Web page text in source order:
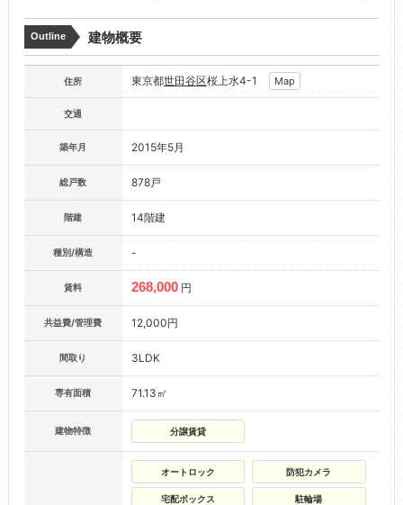
Outline 建物概要
住所 東京都世田谷区桜上水4-1 Map
交通
築年月 2015年5月
総戸数 878戸
階建 14階建
種別/構造 -
賃料 268,000 円
共益費/管理費 12,000円
間取り 3LDK
専有面積 71.13㎡
建物特徴 分譲賃貸
オートロック 防犯カメラ
宅配ボックス 駐輪場